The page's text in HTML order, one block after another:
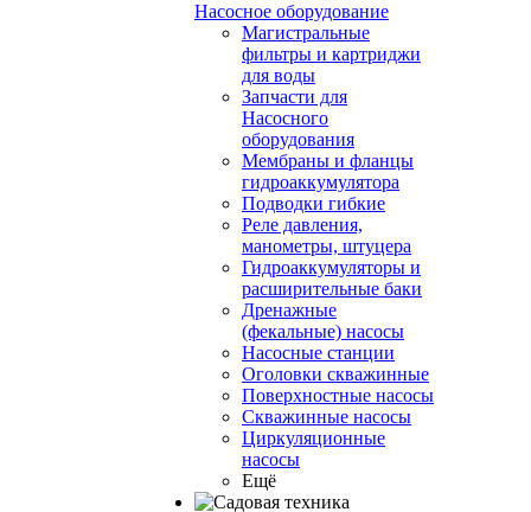
Насосное оборудование
Магистральные
фильтры и картриджи
для воды
Запчасти для
Насосного
оборудования
Мембраны и фланцы
гидроаккумулятора
Подводки гибкие
Реле давления,
манометры, штуцера
Гидроаккумуляторы и
расширительные баки
Дренажные
(фекальные) насосы
Насосные станции
Оголовки скважинные
Поверхностные насосы
Скважинные насосы
Циркуляционные
насосы
Ещё